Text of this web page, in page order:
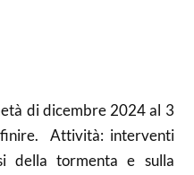
di dicembre 2024 al 3
Attività: interventi
della tormenta e sulla